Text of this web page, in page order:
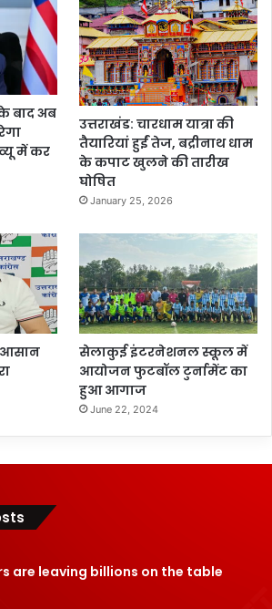
बाद अब
में कर
उत्तराखंड: चारधाम यात्रा की
तैयारियां हुईं तेज, बद्रीनाथ धाम
के कपाट खुलने की तारीख
घोषित
January 25, 2026
आसान
सेलाकुई इंटरनेशनल स्कूल में
आयोजन फुटबॉल टुर्नामेंट का
हुआ आगाज
June 22, 2024
are leaving billions on the table